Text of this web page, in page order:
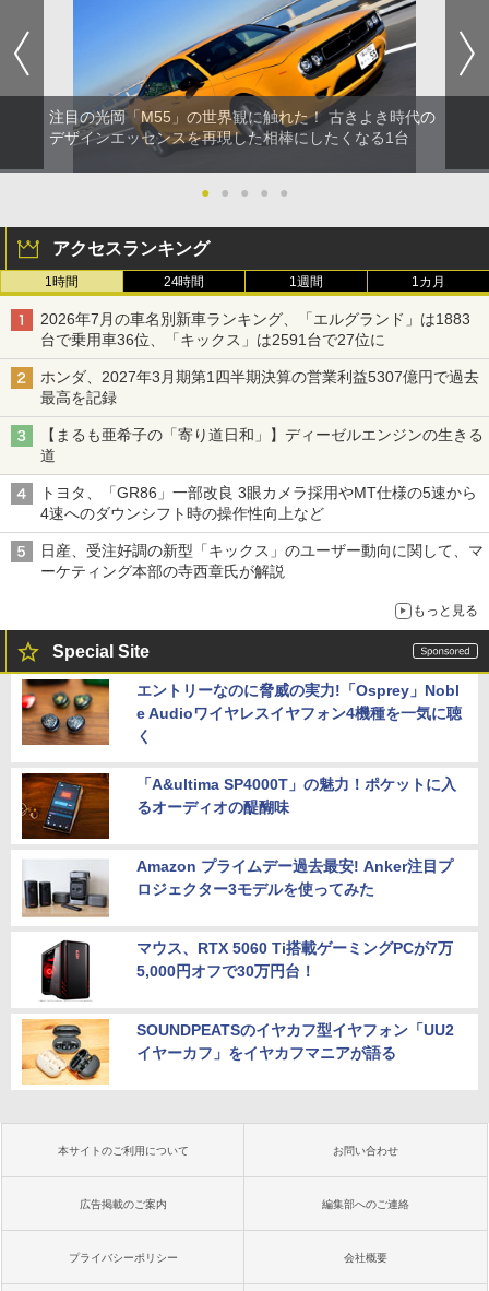
注目の光岡「M55」の世界観に触れた！ 古きよき時代の
デザインエッセンスを再現した相棒にしたくなる1台
● ● ● ● ●
アクセスランキング
1時間 24時間 1週間 1カ月
2026年7月の車名別新車ランキング、「エルグランド」は1883
台で乗用車36位、「キックス」は2591台で27位に
ホンダ、2027年3月期第1四半期決算の営業利益5307億円で過去
最高を記録
【まるも亜希子の「寄り道日和」】ディーゼルエンジンの生きる
道
トヨタ、「GR86」一部改良 3眼カメラ採用やMT仕様の5速から
4速へのダウンシフト時の操作性向上など
日産、受注好調の新型「キックス」のユーザー動向に関して、マ
ーケティング本部の寺西章氏が解説
もっと見る
Special Site
エントリーなのに脅威の実力!「Osprey」Nobl
e Audioワイヤレスイヤフォン4機種を一気に聴
く
「A&ultima SP4000T」の魅力！ポケットに入
るオーディオの醍醐味
Amazon プライムデー過去最安! Anker注目プ
ロジェクター3モデルを使ってみた
マウス、RTX 5060 Ti搭載ゲーミングPCが7万
5,000円オフで30万円台！
SOUNDPEATSのイヤカフ型イヤフォン「UU2
イヤーカフ」をイヤカフマニアが語る
本サイトのご利用について お問い合わせ
広告掲載のご案内 編集部へのご連絡
プライバシーポリシー 会社概要